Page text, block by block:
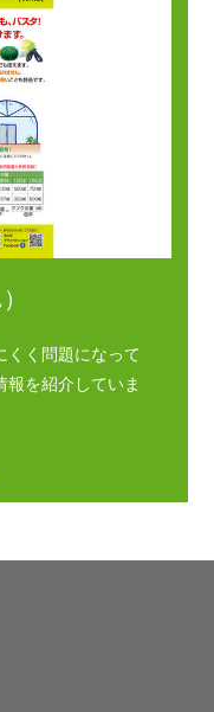
くく問題になって
報を紹介していま